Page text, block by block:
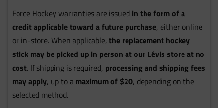
Force Hockey warranties are issued in the form of a
credit applicable toward a future purchase, either online
or in-store. When applicable, the replacement hockey
stick may be picked up in person at our Lévis store at no
cost. If shipping is required, processing and shipping fees
may apply, up to a maximum of $20, depending on the
selected method.